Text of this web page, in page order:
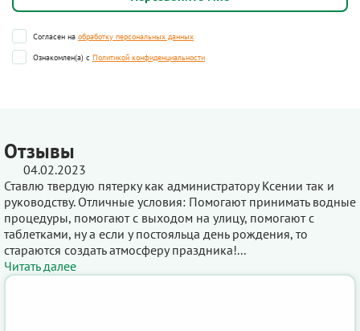
Согласен на обработку персональных данных
Ознакомлен(а) с Политикой конфиденциальности
Отзывы
04.02.2023
Ставлю твердую пятерку как администратору Ксении так и
руководству. Отличные условия: Помогают принимать водные
процедуры, помогают с выходом на улицу, помогают с
таблетками, ну а если у постояльца день рождения, то
стараются создать атмосферу праздника!...
Читать далее